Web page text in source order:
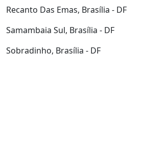
Recanto Das Emas, Brasília - DF
Samambaia Sul, Brasília - DF
Sobradinho, Brasília - DF